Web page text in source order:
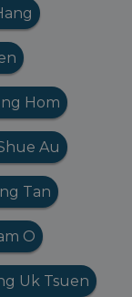
Hom
Au
Tan
O
Uk Tsuen